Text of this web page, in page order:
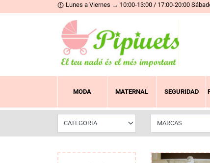
Lunes a Viernes → 10:00-13:00 / 17:00-20:00
MODA MATERNAL SEGURIDAD
CATEGORIA MARCAS